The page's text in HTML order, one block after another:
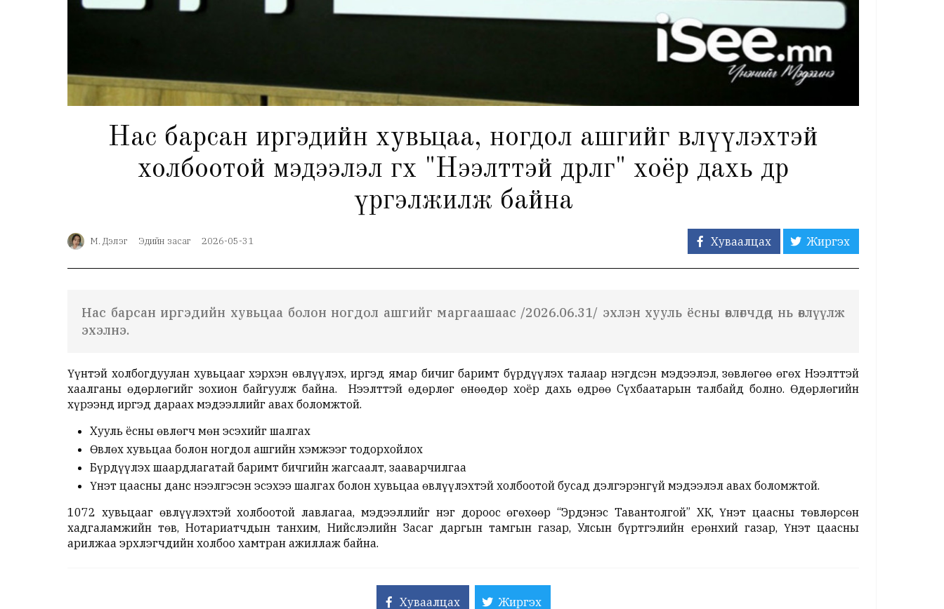
Нас барсан иргэдийн хувьцаа, ногдол ашгийг өвлүүлэхтэй
холбоотой мэдээлэл өгөх "Нээлттэй өдөрлөг" хоёр дахь өдрөө
үргэлжилж байна
М. Дэлэг Эдийн засаг 2026-05-31 Хуваалцах Жиргэх
Нас барсан иргэдийн хувьцаа болон ногдол ашгийг маргаашаас /2026.06.31/ эхлэн хууль ёсны өвлөгчдөд нь өвлүүлж
эхэлнэ.
Үүнтэй холбогдуулан хувьцааг хэрхэн өвлүүлэх, иргэд ямар бичиг баримт бүрдүүлэх талаар нэгдсэн мэдээлэл, зөвлөгөө өгөх Нээлттэй
хаалганы өдөрлөгийг зохион байгуулж байна. Нээлттэй өдөрлөг өнөөдөр хоёр дахь өдрөө Сүхбаатарын талбайд болно. Өдөрлөгийн
хүрээнд иргэд дараах мэдээллийг авах боломжтой.
Хууль ёсны өвлөгч мөн эсэхийг шалгах
Өвлөх хувьцаа болон ногдол ашгийн хэмжээг тодорхойлох
Бүрдүүлэх шаардлагатай баримт бичгийн жагсаалт, зааварчилгаа
Үнэт цаасны данс нээлгэсэн эсэхээ шалгах болон хувьцаа өвлүүлэхтэй холбоотой бусад дэлгэрэнгүй мэдээлэл авах боломжтой.
1072 хувьцааг өвлүүлэхтэй холбоотой лавлагаа, мэдээллийг нэг дороос өгөхөөр “Эрдэнэс Тавантолгой” ХК, Үнэт цаасны төвлөрсөн
хадгаламжийн төв, Нотариатчдын танхим, Нийслэлийн Засаг даргын тамгын газар, Улсын бүртгэлийн ерөнхий газар, Үнэт цаасны
арилжаа эрхлэгчдийн холбоо хамтран ажиллаж байна.
Хуваалцах Жиргэх